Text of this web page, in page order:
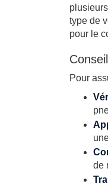
type de
pour le
Pour
de